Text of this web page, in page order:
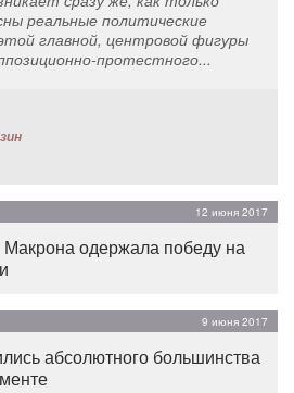
реальные политические
главной, центровой фигуры
протестного...
12 июня 2017
одержала победу на
9 июня 2017
абсолютного большинства